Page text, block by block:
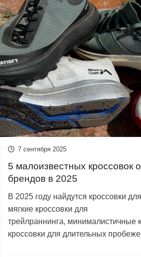
7 сентября 2025
5 малоизвестных кроссовок
брендов в 2025
В 2025 году найдутся кроссовки
мягкие кроссовки для
трейлраннинга, минималистичные
кроссовки для длительных